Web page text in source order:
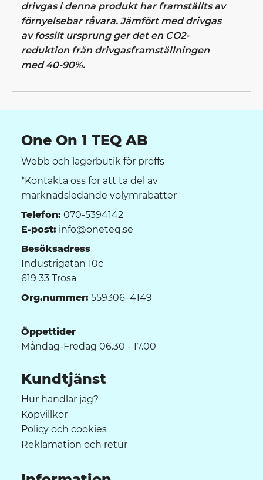
drivgas i denna produkt har framställts av
förnyelsebar råvara. Jämfört med drivgas
av fossilt ursprung ger det en CO2-
reduktion från drivgasframställningen
med 40-90%.
One On 1 TEQ AB
Webb och lagerbutik för proffs
*Kontakta oss för att ta del av
marknadsledande volymrabatter
Telefon: 070-5394142
E-post: info@oneteq.se
Besöksadress
Industrigatan 10c
619 33 Trosa
Org.nummer: 559306–4149
Öppettider
Måndag-Fredag 06.30 - 17.00
Kundtjänst
Hur handlar jag?
Köpvillkor
Policy och cookies
Reklamation och retur